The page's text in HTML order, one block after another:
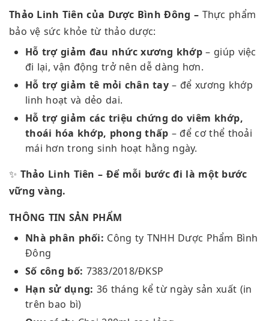
Thảo Linh Tiên của Dược Bình Đông – Thực phẩm
bảo vệ sức khỏe từ thảo dược:
Hỗ trợ giảm đau nhức xương khớp– giúp việc
đi lại, vận động trở nên dễ dàng hơn.
Hỗ trợ giảm tê mỏi chân tay– để xương khớp
linh hoạt và dẻo dai.
Hỗ trợ giảm các triệu chứng do viêm khớp,
thoái hóa khớp, phong thấp – để cơ thể thoải
mái hơn trong sinh hoạt hằng ngày.
✨ Thảo Linh Tiên – Để mỗi bước đi là một bước
vững vàng.
THÔNG TIN SẢN PHẨM
Nhà phân phối: Công ty TNHH Dược Phẩm Bình
Đông
Số công bố: 7383/2018/ĐKSP
Hạn sử dụng: 36 tháng kể từ ngày sản xuất (in
trên bao bì)